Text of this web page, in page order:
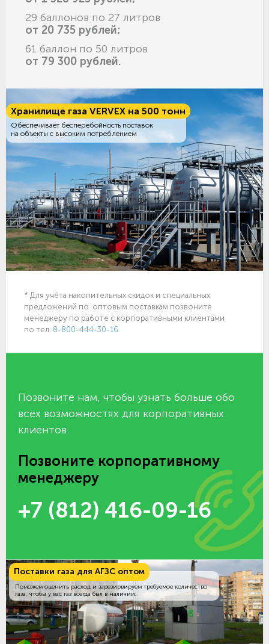
29 баллонов по 27 литров
от 20 735 рублей;
61 баллон по 50 литров
от 79 300 рублей.
Хранилище газа VERVEX на 500 тонн
Обеспечивает бесперебойность поставок
на объекты с высоким потреблением
* Для учёта накопительных скидок и специальных
предложений по оптовым поставкам позвоните
менеджеру по работе с корпоративными клиентами
по тел. 8-800-444-30-16
Позвоните нам, чтобы узнать больше обо
всех возможностях для корпоративных
клиентов.
Позвоните корпоративному
менеджеру
+7 (812) 416-09-16
Поставки газа для АГЗС оптом
Поможем оценить расход и зарезирвируем требуемое количество
газа, чтобы у вас газ всегда был в наличии.